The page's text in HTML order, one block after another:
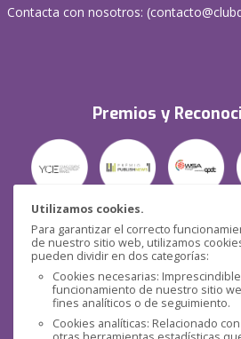
Utilizamos cookies.
Para garantizar el correcto
de nuestro sitio web, utilizamos
pueden dividir en dos categorías:
Cookies necesarias:
funcionamiento de nuestro sitio
fines analíticos o de seguimiento.
Cookies analíticas: Relacionado
Contacta con nosotros: (
Premios y
Seguridad